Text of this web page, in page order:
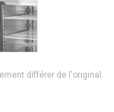
différer de l'original.